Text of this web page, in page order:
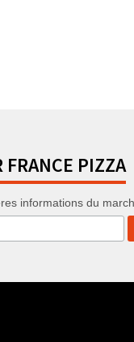
FRANCE PIZZA
informations du